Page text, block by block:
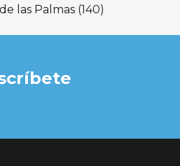
las Palmas (140)